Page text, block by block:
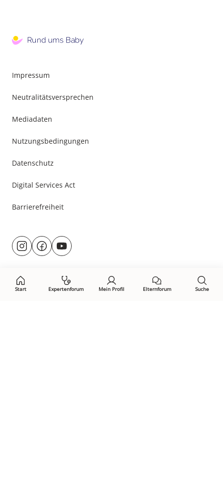
Start Expertenforum Mein Profil Elternforum Suche
Impressum
Neutralitätsversprechen
Mediadaten
Nutzungsbedingungen
Datenschutz
Digital Services Act
Barrierefreiheit
Besuche
uns@rund.ums.baby
facebook.com/rundumsbaby.de
youtube.com/@rundumsbaby_